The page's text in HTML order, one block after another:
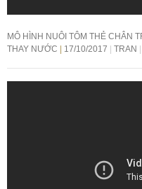
MÔ HÌNH NUÔI TÔM THẺ CHÂN
THAY NƯỚC
17/10/2017 TRAN